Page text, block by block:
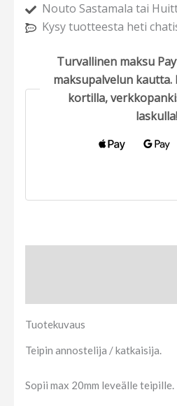
Nouto Sastamala tai
Kysy tuotteesta heti
Turvallinen maksu
maksupalvelun kautta.
kortilla,
laskulla!
Tuotekuvaus
Teipin annostelija / katkaisija.
Sopii max 20mm leveälle teipille.